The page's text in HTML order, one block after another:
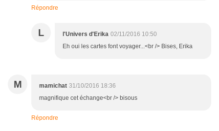
Répondre
L l'Univers d'Erika 02/11/2016 10:50
Eh oui les cartes font voyager...<br /> Bises, Erika
M mamichat 31/10/2016 18:36
magnifique cet échange<br /> bisous
Répondre